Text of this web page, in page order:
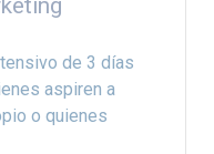
de 3 días
aspiren a
o quienes